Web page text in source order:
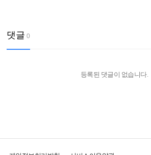
댓글 0
등록된 댓글이 없습니다.